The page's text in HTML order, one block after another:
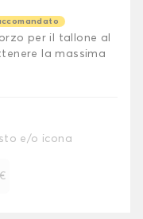
per il tallone al
la massima
e/o icona